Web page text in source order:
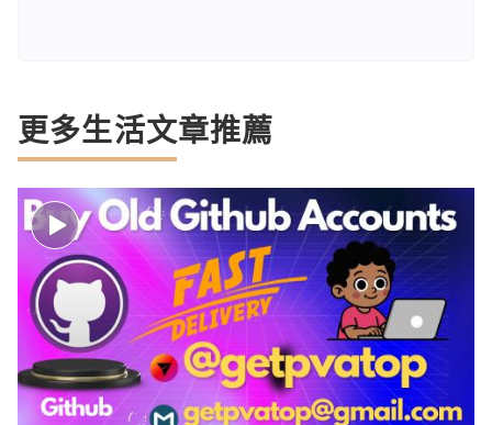
更多生活文章推薦